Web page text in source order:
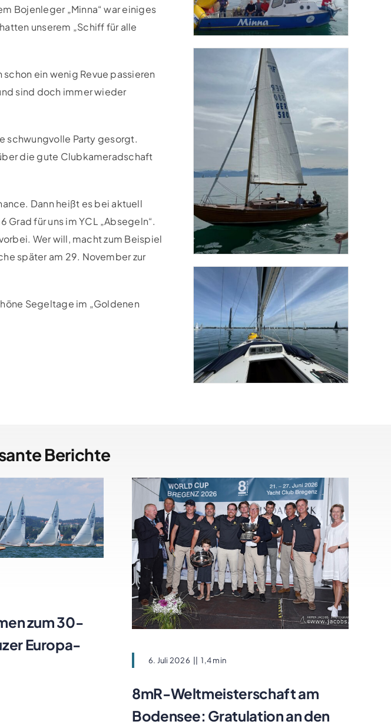
Bojenleger „Minna“ war einiges
unserem „Schiff für alle
ein wenig Revue passieren
sind doch immer wieder
schwungvolle Party gesorgt.
die gute Clubkameradschaft
Dann heißt es bei aktuell
für uns im YCL „Absegeln“.
Wer will, macht zum Beispiel
später am 29. November zur
Segeltage im „Goldenen
Berichte
zum 30-
Europa-
6. Juli 2026 1,4 min
8mR-Weltmeisterschaft am
Bodensee: Gratulation an den